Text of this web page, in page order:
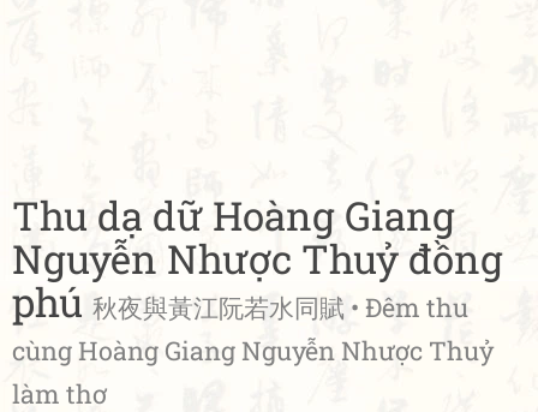
Thu dạ dữ Hoàng Giang
Nguyễn Nhược Thuỷ đồng
phú 秋夜與黃江阮若水同賦 • Đêm thu
cùng Hoàng Giang Nguyễn Nhược Thuỷ
làm thơ